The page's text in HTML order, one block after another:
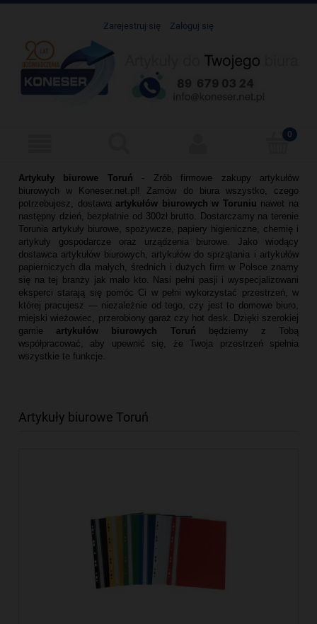
Zarejestruj się Zaloguj się
Artykuły biurowe Toruń - Zrób firmowe zakupy artykułów
biurowych w Koneser.net.pl! Zamów do biura wszystko, czego
potrzebujesz, dostawa artykułów biurowych w Toruniu nawet na
następny dzień, bezpłatnie od 300zł brutto. Dostarczamy na terenie
Torunia artykuły biurowe, spożywcze, papiery higieniczne, chemię i
artykuły gospodarcze oraz urządzenia biurowe. Jako wiodący
dostawca artykułów biurowych, artykułów do sprzątania i artykułów
papierniczych dla małych, średnich i dużych firm w Polsce znamy
się na tej branży jak mało kto. Nasi pełni pasji i wyspecjalizowani
eksperci starają się pomóc Ci w pełni wykorzystać przestrzeń, w
której pracujesz — niezależnie od tego, czy jest to domowe biuro,
miejski wieżowiec, przerobiony garaż czy hot desk. Dzięki szerokiej
gamie artykułów biurowych Toruń
będziemy z Tobą
współpracować, aby upewnić się, że Twoja przestrzeń spełnia
wszystkie te funkcje.
Artykuły biurowe Toruń